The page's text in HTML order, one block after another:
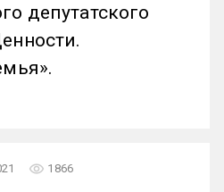
депутатского
remove_red_eye 1866